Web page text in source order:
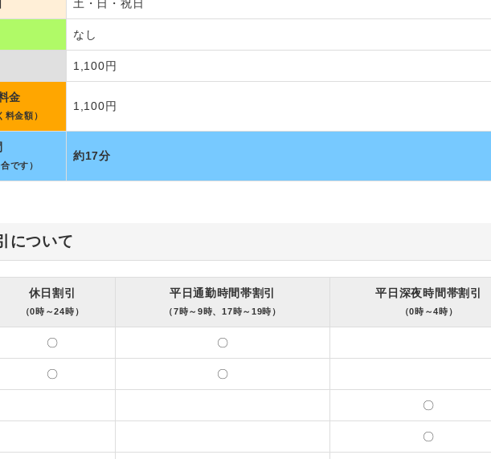
土・日・祝日
なし
1,100円
金
料金額）
1,100円
です）
約17分
について
休日割引
（0時～24時）
平日通勤時間帯割引
（7時～9時、17時～19時）
平日深夜時間帯割引
（0時～4時）
〇 〇
〇 〇
〇
〇